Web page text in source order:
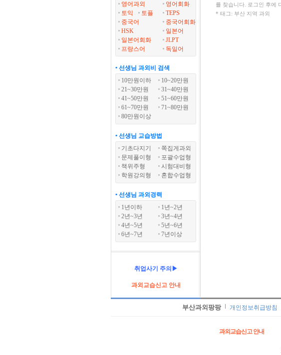
영어과외
영어회화
토익
토플
TEPS
중국어
중국어회화
HSK
일본어
일본어회화
JLPT
프랑스어
독일어
• 선생님 과외비 검색
10만원이하
10~20만원
21~30만원
31~40만원
41~50만원
51~60만원
61~70만원
71~80만원
80만원이상
• 선생님 교습방법
기초다지기
쪽집게과외
문제풀이형
포괄수업형
책위주형
시험대비형
학원강의형
혼합수업형
• 선생님 과외경력
1년이하
1년~2년
2년~3년
3년~4년
4년~5년
5년~6년
6년~7년
7년이상
취업사기 주의▶
과외교습신고 안내
를 찾습니다. 로그인 후에
* 태그: 부산 지역 과외
부산과외팡팡 개인정보취급방침
과외교습신고 안내